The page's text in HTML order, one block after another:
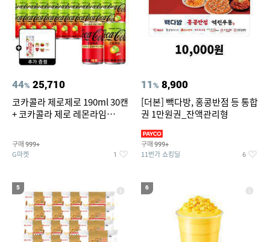
44% 25,710
코카콜라 제로제로 190ml 30캔
+ 코카콜라 제로 레몬라임
티커 세트
구매 999+
G마켓 1
11% 8,900
[더본] 빽다방, 홍콩반점 등 통합
권 1만원권_잔액관리형
구매 999+
11번가 쇼킹딜 6
5 6